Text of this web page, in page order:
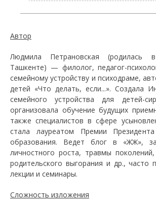
Автор
Людмила Петрановская
Ташкенте) — филолог, педагог-
семейному устройству и психодраме,
детей «Что делать, если...». Создала
семейного устройства для детей-
организовала обучение будущих
также специалистов в сфере
стала лауреатом Премии
образования. Ведет блог в «ЖЖ»,
личностного роста, травмы
родительского выгорания и др., часто
лекции и семинары.
Сложность изложения